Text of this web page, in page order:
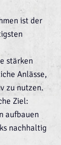
ist der
stärken
Anlässe,
zu nutzen.
Ziel:
aufbauen
nachhaltig